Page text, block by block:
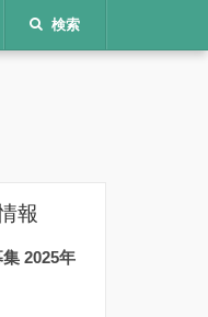
検索
報
2025年